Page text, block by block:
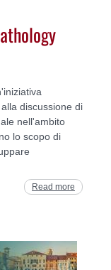
discussione di
nell'ambito
lo scopo di
Read more